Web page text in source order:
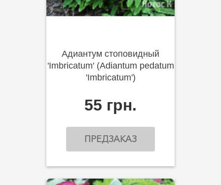
Адиантум стоповидный
'Imbricatum' (Adiantum pedatum
'Imbricatum')
55 грн.
ПРЕДЗАКАЗ